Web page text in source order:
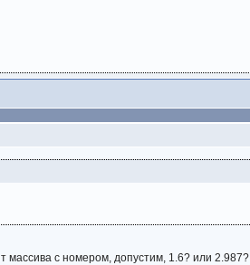
массива с номером, допустим, 1.6? или 2.987?